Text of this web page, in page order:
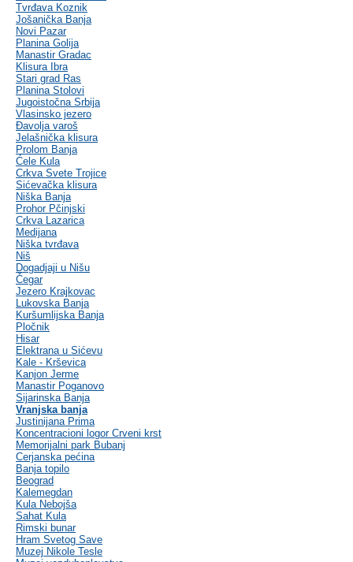
Tvrđava Koznik
Jošanička Banja
Novi Pazar
Planina Golija
Manastir Gradac
Klisura Ibra
Stari grad Ras
Planina Stolovi
Jugoistočna Srbija
Vlasinsko jezero
Đavolja varoš
Jelašnička klisura
Prolom Banja
Ćele Kula
Crkva Svete Trojice
Sićevačka klisura
Niška Banja
Prohor Pčinjski
Crkva Lazarica
Medijana
Niška tvrđava
Niš
Dogadjaji u Nišu
Čegar
Jezero Krajkovac
Lukovska Banja
Kuršumlijska Banja
Pločnik
Hisar
Elektrana u Sićevu
Kale - Krševica
Kanjon Jerme
Manastir Poganovo
Sijarinska Banja
Vranjska banja
Justinijana Prima
Koncentracioni logor Crveni krst
Memorijalni park Bubanj
Cerjanska pećina
Banja topilo
Beograd
Kalemegdan
Kula Nebojša
Sahat Kula
Rimski bunar
Hram Svetog Save
Muzej Nikole Tesle